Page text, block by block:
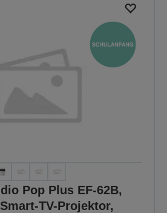
Pop Plus EF-62B,
TV-Projektor,